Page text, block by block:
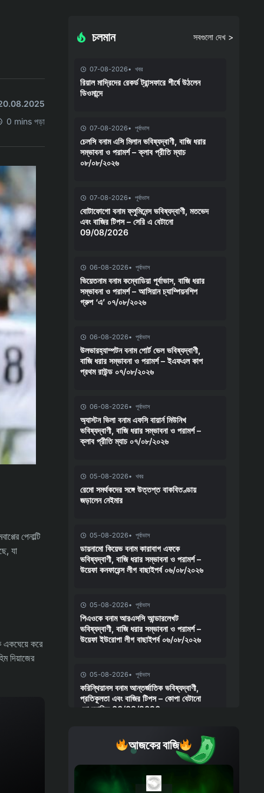
20.08.2025
0 mins পড়া
পেনাল্টি
যা
একঘেয়ে করে
দিয়াজের
চলমান সবগুলো দেখ >
07-08-2026 খবর
রিয়াল মাদ্রিদের রেকর্ড ট্রান্সফারে শীর্ষে উঠলেন
ডিওমান্দে
07-08-2026 পূর্বাভাস
চেলসি বনাম এসি মিলান ভবিষ্যদ্বাণী, বাজি ধরার
সম্ভাবনা ও পরামর্শ – ক্লাব প্রীতি ম্যাচ
০৮/০৮/২০২৬
07-08-2026 পূর্বাভাস
বোটাফোগো বনাম ফ্লুমিনেন্স ভবিষ্যদ্বাণী, মতভেদ
এবং বাজির টিপস – সেরি এ বেটানো
09/08/2026
06-08-2026 পূর্বাভাস
ভিয়েতনাম বনাম কম্বোডিয়া পূর্বাভাস, বাজি ধরার
সম্ভাবনা ও পরামর্শ – আসিয়ান চ্যাম্পিয়নশিপ
গ্রুপ ‘এ’ ০৭/০৮/২০২৬
06-08-2026 পূর্বাভাস
উলভারহ্যাম্পটন বনাম পোর্ট ভেল ভবিষ্যদ্বাণী,
বাজি ধরার সম্ভাবনা ও পরামর্শ – ইএফএল কাপ
প্রথম রাউন্ড ০৭/০৮/২০২৬
06-08-2026 পূর্বাভাস
অ্যাস্টন ভিলা বনাম এফসি বায়ার্ন মিউনিখ
ভবিষ্যদ্বাণী, বাজি ধরার সম্ভাবনা ও পরামর্শ –
ক্লাব প্রীতি ম্যাচ ০৭/০৮/২০২৬
05-08-2026 খবর
রেমো সমর্থকদের সঙ্গে উত্তপ্ত বাকবিতণ্ডায়
জড়ালেন নেইমার
05-08-2026 পূর্বাভাস
ডায়নামো কিয়েভ বনাম কারাবাগ এফকে
ভবিষ্যদ্বাণী, বাজি ধরার সম্ভাবনা ও পরামর্শ –
উয়েফা কনফারেন্স লীগ বাছাইপর্ব ০৬/০৮/২০২৬
05-08-2026 পূর্বাভাস
পিএওকে বনাম আরএসসি আন্ডারলেখট
ভবিষ্যদ্বাণী, বাজি ধরার সম্ভাবনা ও পরামর্শ –
উয়েফা ইউরোপা লীগ বাছাইপর্ব ০৬/০৮/২০২৬
05-08-2026 পূর্বাভাস
করিন্থিয়ানস বনাম আন্তর্জাতিক ভবিষ্যদ্বাণী,
প্রতিকূলতা এবং বাজির টিপস – কোপা বেটানো
ডো ব্রাসিল 06/08/2026
04-08-2026 পূর্বাভাস
চেলসি বনাম জুভেন্টাস ভবিষ্যদ্বাণী, বাজি ধরার
সম্ভাবনা ও পরামর্শ – ক্লাব প্রীতি ম্যাচ
০৫/০৮/২০২৬
আজকের বাজি